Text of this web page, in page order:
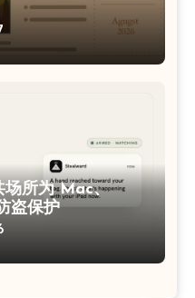
场所为 Mac、
盗保护